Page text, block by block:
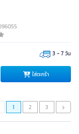
3 - 7 วัน
ใส่ตะกร้า
1 2 3